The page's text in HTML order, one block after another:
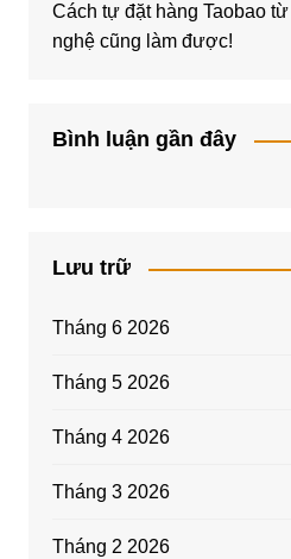
Cách tự đặt hàng Taobao
nghệ cũng làm được!
Bình luận gần đây
Lưu trữ
Tháng 6 2026
Tháng 5 2026
Tháng 4 2026
Tháng 3 2026
Tháng 2 2026